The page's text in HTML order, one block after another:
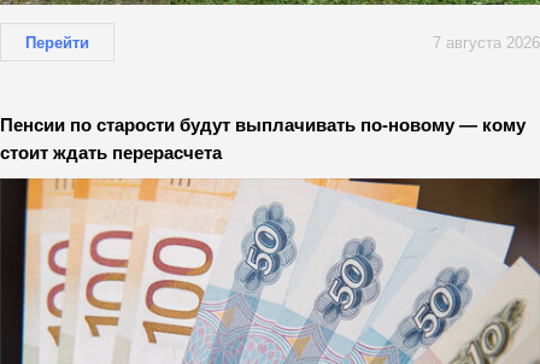
Перейти 7 августа 2026
Пенсии по старости будут выплачивать по-новому — кому
стоит ждать перерасчета